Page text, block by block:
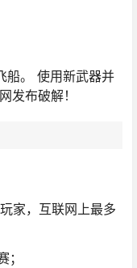
。 使用新武器并
发布破解！
家，互联网上最多